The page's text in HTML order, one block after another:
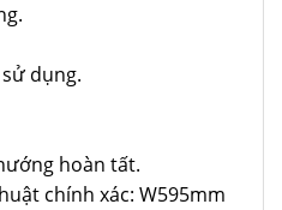
dụng.
hoàn tất.
chính xác: W595mm